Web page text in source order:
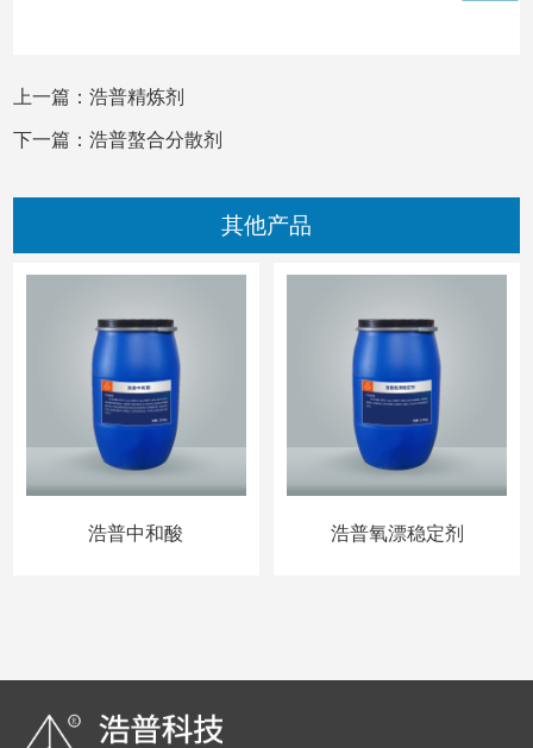
上一篇：浩普精炼剂
下一篇：浩普螯合分散剂
其他产品
浩普中和酸 浩普氧漂稳定剂